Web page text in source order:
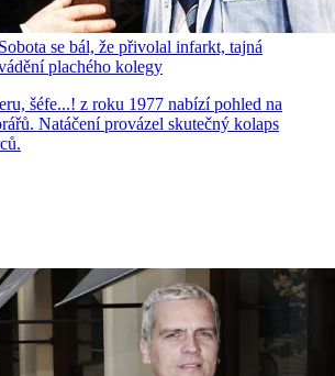
se bál, že přivolal infarkt, tajná
plachého kolegy
šéfe...! z roku 1977 nabízí pohled na
Natáčení provázel skutečný kolaps